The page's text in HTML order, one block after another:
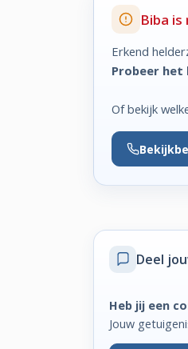
Biba is
Erkend
Probeer het
Of bekijk
Bekijk
Deel
Heb jij een
Jouw